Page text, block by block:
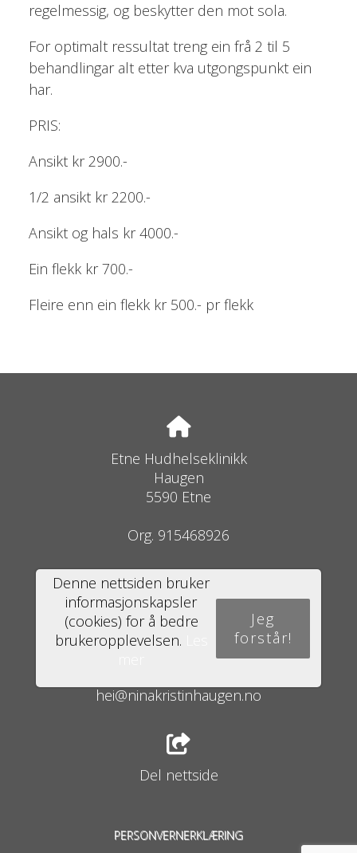
regelmessig, og beskytter den mot sola.
For optimalt ressultat treng ein frå 2 til 5
behandlingar alt etter kva utgongspunkt ein
har.
PRIS:
Ansikt kr 2900.-
1/2 ansikt kr 2200.-
Ansikt og hals kr 4000.-
Ein flekk kr 700.-
Fleire enn ein flekk kr 500.- pr flekk
Etne Hudhelseklinikk
Haugen
5590 Etne
Org. 915468926
004791113304
hei@ninakristinhaugen.no
Del nettside
Denne nettsiden bruker
informasjonskapsler
(cookies) for å bedre
brukeropplevelsen.
Jeg
forstår!
PERSONVERNERKLÆRING